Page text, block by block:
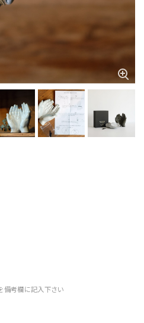
備考欄に記入下さい